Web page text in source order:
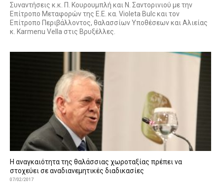
Συναντήσεις κ.κ. Π. Κουρουμπλή και Ν. Σαντορινιού με την
Επίτροπο Μεταφορών της Ε.Ε. κα. Violeta Bulc και τον
Επίτροπο Περιβάλλοντος, θαλασσίων Υποθέσεων και Αλιείας
κ. Karmenu Vella στις Βρυξέλλες.
Η αναγκαιότητα της θαλάσσιας χωροταξίας πρέπει να
στοχεύει σε αναδιανεμητικές διαδικασίες
07/02/2017